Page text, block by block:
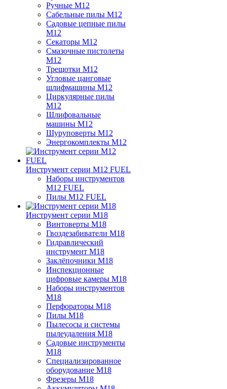
Ручные M12
Сабельные пилы M12
Садовые цепные пилы
M12
Секаторы M12
Смазочные пистолеты
M12
Трещотки M12
Угловые цанговые
шлифмашины M12
Циркулярные пилы
M12
Шлифовальные
машины M12
Шуруповерты M12
Энергокомплекты M12
Инструмент серии M12 FUEL
Наборы инструментов
M12 FUEL
Пилы M12 FUEL
Инструмент серии M18
Винтоверты M18
Гвоздезабиватели M18
Гидравлический
инструмент M18
Заклёпочники M18
Инспекционные
цифровые камеры M18
Наборы инструментов
M18
Перфораторы M18
Пилы M18
Пылесосы и системы
пылеудаления M18
Садовые инструменты
M18
Специализированное
оборудование M18
Фрезеры M18